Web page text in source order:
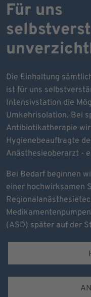
Für uns
Die Einhaltung
ist für uns
Intensivstation die
Umkehrisolation. Bei
Antibiotikatherapie
Hygienebeauftragte
Anästhesieoberarzt -
Bei Bedarf beginnen
einer hochwirksamen
(ASD) später auf der